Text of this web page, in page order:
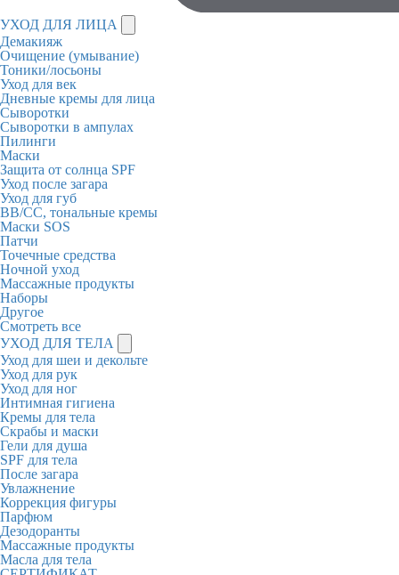
УХОД ДЛЯ ЛИЦА
Демакияж
Очищение (умывание)
Тоники/лосьоны
Уход для век
Дневные кремы для лица
Сыворотки
Сыворотки в ампулах
Пилинги
Маски
Защита от солнца SPF
Уход после загара
Уход для губ
BB/CC, тональные кремы
Маски SOS
Патчи
Точечные средства
Ночной уход
Массажные продукты
Наборы
Другое
Смотреть все
УХОД ДЛЯ ТЕЛА
Уход для шеи и декольте
Уход для рук
Уход для ног
Интимная гигиена
Кремы для тела
Скрабы и маски
Гели для душа
SPF для тела
После загара
Увлажнение
Коррекция фигуры
Парфюм
Дезодоранты
Массажные продукты
Масла для тела